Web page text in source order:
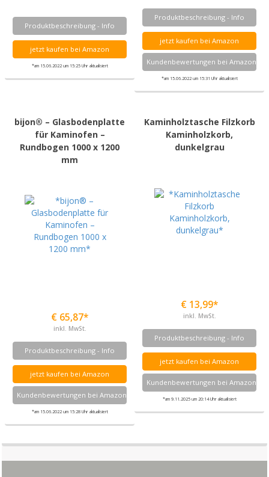
Produktbeschreibung - Info
jetzt kaufen bei Amazon
*am 15.06.2022 um 15:25 Uhr aktualisiert
Produktbeschreibung - Info
jetzt kaufen bei Amazon
Kundenbewertungen bei Amazon
*am 15.06.2022 um 15:31 Uhr aktualisiert
bijon® – Glasbodenplatte
für Kaminofen –
Rundbogen 1000 x 1200
mm
€ 65,87*
inkl. MwSt.
Produktbeschreibung - Info
jetzt kaufen bei Amazon
Kundenbewertungen bei Amazon
*am 15.06.2022 um 15:28 Uhr aktualisiert
Kaminholztasche Filzkorb
Kaminholzkorb,
dunkelgrau
€ 13,99*
inkl. MwSt.
Produktbeschreibung - Info
jetzt kaufen bei Amazon
Kundenbewertungen bei Amazon
*am 9.11.2025 um 20:14 Uhr aktualisiert